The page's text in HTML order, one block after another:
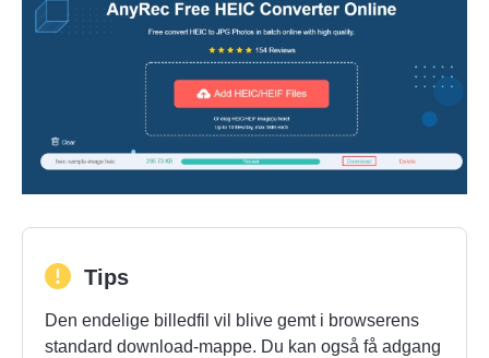
Trin 1.
Tips
Den endelige billedfil vil blive gemt i browserens
standard download-mappe. Du kan også få adgang